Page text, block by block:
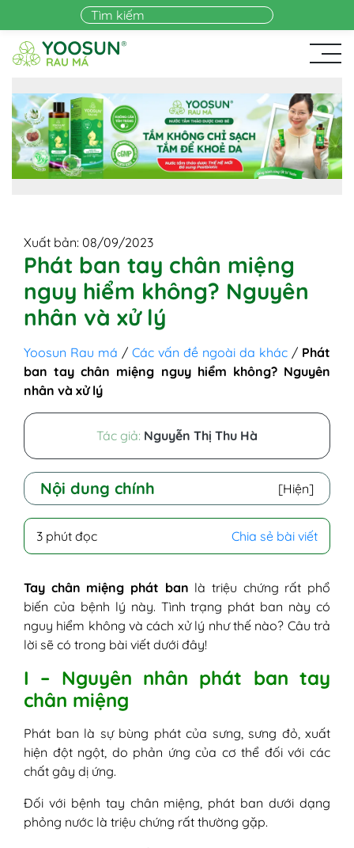
Skip to main content
Xuất bản: 08/09/2023
Phát ban tay chân miệng
nguy hiểm không? Nguyên
nhân và xử lý
Yoosun Rau má / Các vấn đề ngoài da khác / Phát
ban tay chân miệng nguy hiểm không? Nguyên
nhân và xử lý
Tác giả: Nguyễn Thị Thu Hà
Nội dung chính [Hiện]
II - Bé bị tay chân miệng phát ban có nguy
II - Cách xử lý khi bị tay chân miệng phát
ban
III - Cách chăm sóc trẻ bị tay chân miệng
giúp phục hồi nhanh và ngăn ngừa biến
3 phút đọc Chia sẻ bài viết
Tay chân miệng phát ban là triệu chứng rất phổ
biến của bệnh lý này. Tình trạng phát ban này có
nguy hiểm không và cách xử lý như thế nào? Câu trả
lời sẽ có trong bài viết dưới đây!
I – Nguyên nhân phát ban tay
chân miệng
Phát ban là sự bùng phát của sưng, sưng đỏ, xuất
hiện đột ngột, do phản ứng của cơ thể đối với các
chất gây dị ứng.
Đối với bệnh tay chân miệng, phát ban dưới dạng
phỏng nước là triệu chứng rất thường gặp.